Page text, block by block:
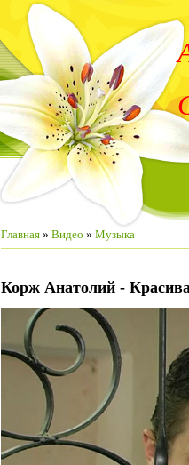
Главная » Видео » Музыка
Корж Анатолий -